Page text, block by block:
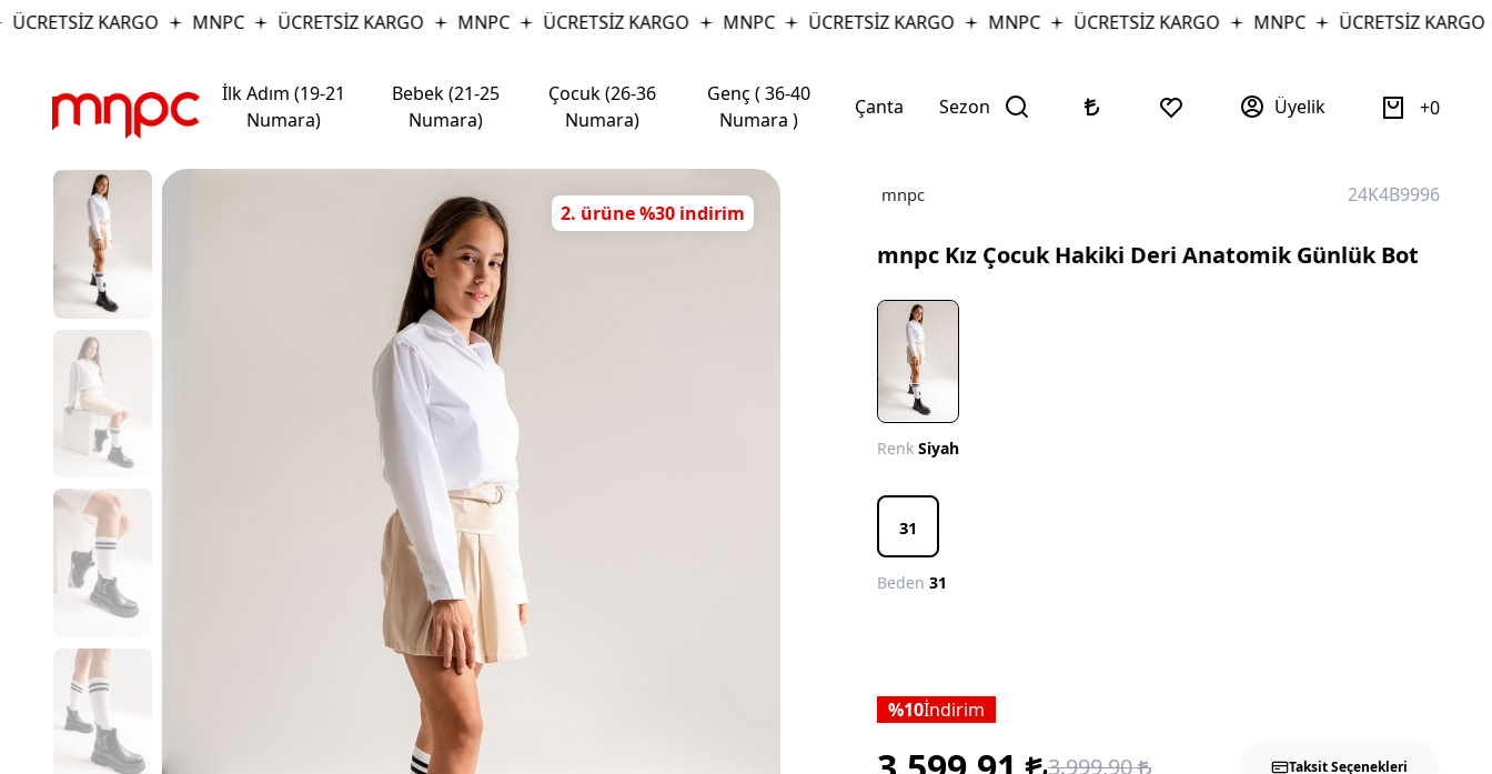
KARGO MNPC ÜCRETSİZ KARGO MNPC ÜCRETSİZ KARGO MNPC ÜCRETSİZ KARGO MNPC ÜCRETSİZ KARGO MNPC ÜCRETSİZ KARGO
İlk Adım (19-21
Numara)
Bebek (21-25
Numara)
Çocuk (26-36
Numara)
Genç ( 36-40
Numara )
Çanta Sezon Üyelik 0
2. ürüne %30 indirim
mnpc 24K4B9996
mnpc Kız Çocuk Hakiki Deri Anatomik Günlük Bot
RenkSiyah
31
Beden31
10İndirim
3.999,90 Taksit Seçenekleri